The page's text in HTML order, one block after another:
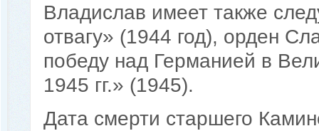
Владислав имеет также
отвагу» (1944 год), орден
победу над Германией в
1945 гг.» (1945).
Дата смерти старшего